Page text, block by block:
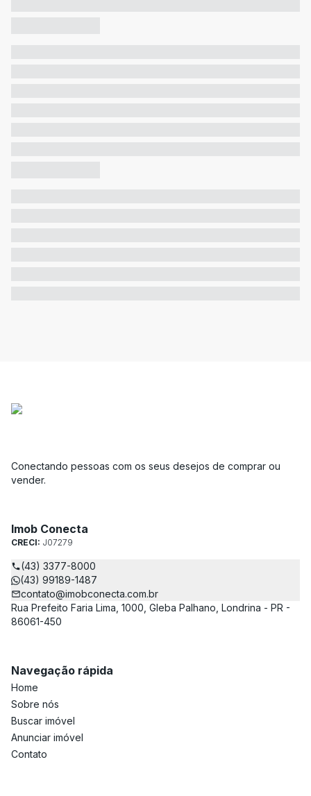
Conectando pessoas com os seus desejos de comprar ou
vender.
Imob Conecta
CRECI: J07279
(43) 3377-8000
(43) 99189-1487
contato@imobconecta.com.br
Rua Prefeito Faria Lima, 1000, Gleba Palhano, Londrina - PR -
86061-450
Navegação rápida
Home
Sobre nós
Buscar imóvel
Anunciar imóvel
Contato